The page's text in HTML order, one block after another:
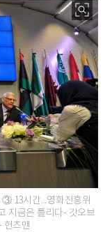
13시간...영화진흥위
지금은 틀리다- 갓오브
헌츠맨